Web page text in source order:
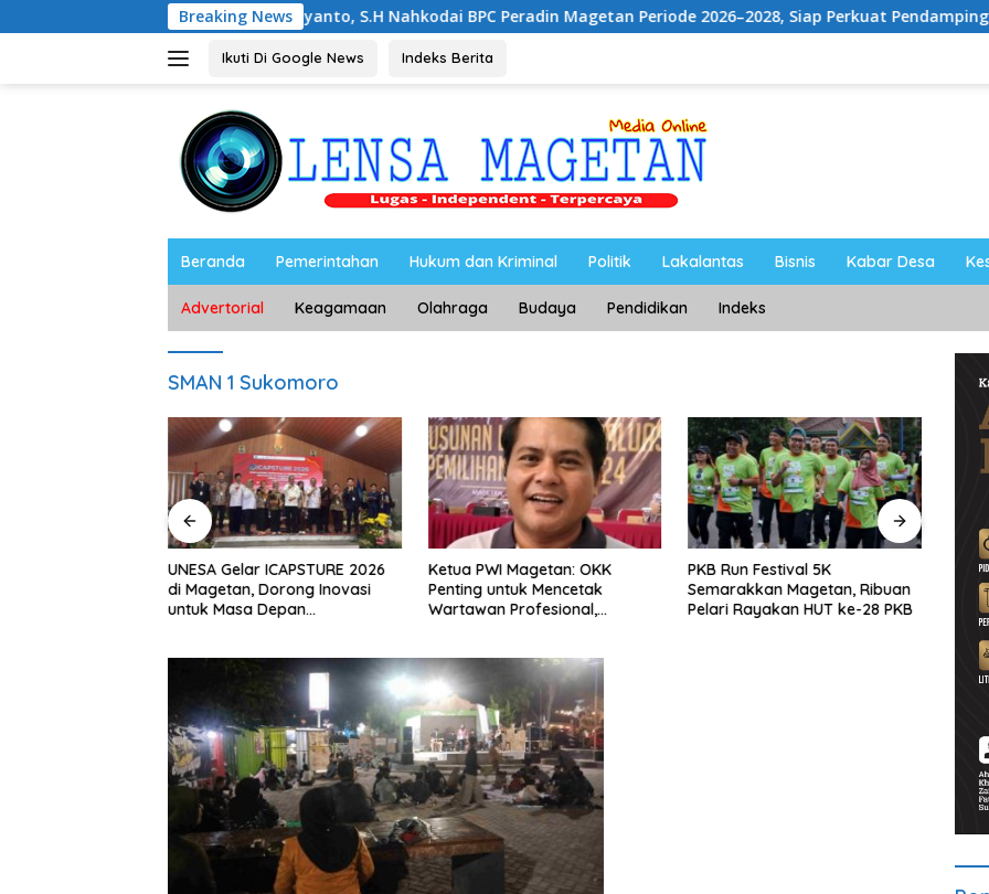
ke
Breaking News
Noorbiyanto, S.H Nahkodai BPC Peradin Magetan Periode 2026–2028, Siap Perkuat Pendampingan Hukum
Ikuti Di Google News Indeks Berita
Beranda Pemerintahan Hukum dan Kriminal Politik Lakalantas Bisnis Kabar Desa
Advertorial Keagamaan Olahraga Budaya Pendidikan Indeks
SMAN 1 Sukomoro
UNESA Gelar ICAPSTURE 2026
di Magetan, Dorong Inovasi
untuk Masa Depan
Ketua PWI Magetan: OKK
Penting untuk Mencetak
Wartawan Profesional,
PKB Run Festival 5K
Semarakkan Magetan, Ribuan
Pelari Rayakan HUT ke-28 PKB